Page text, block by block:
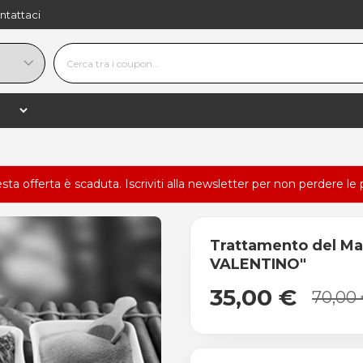
offerta è scaduta. Iscriviti alla newsletter per non perdere le
Trattamento del
VALENTINO"
35,00 € 70,00